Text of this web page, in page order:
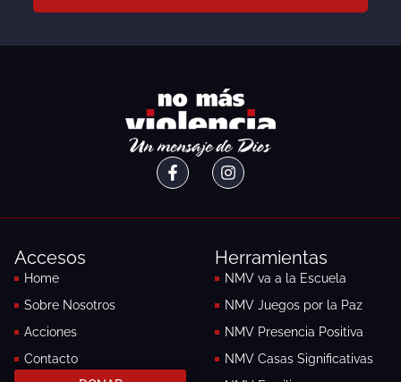
F
a
I
n
r
a
Accesos
Home
Sobre Nosotros
Acciones
Contacto
Herramientas
NMV va a la Escuela
NMV Juegos por la Paz
NMV Presencia Positiva
NMV Casas Significativas